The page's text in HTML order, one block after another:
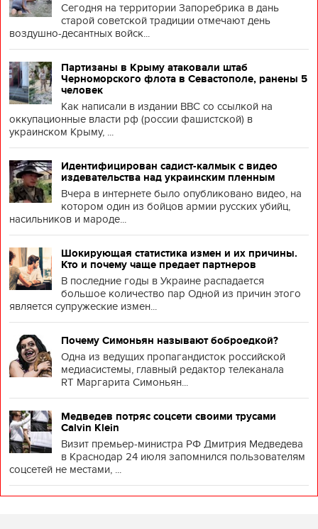
Сегодня на территории Запоребрика в дань
старой советской традиции отмечают день
воздушно-десантных войск...
Партизаны в Крыму атаковали штаб
Черноморского флота в Севастополе, ранены 5
человек
Как написали в издании BBC со ссылкой на
оккупационные власти рф (россии фашистской) в
украинском Крыму, ...
Идентифицирован садист-калмык с видео
издевательства над украинским пленным
Вчера в интернете было опубликовано видео, на
котором один из бойцов армии русских убийц,
насильников и мароде...
Шокирующая статистика измен и их причины.
Кто и почему чаще предает партнеров
В последние годы в Украине распадается
большое количество пар Одной из причин этого
является супружеские измен...
Почему Симоньян называют боброедкой?
Одна из ведущих пропагандисток российской
медиасистемы, главный редактор телеканала
RT Маргарита Симоньян...
Медведев потряс соцсети своими трусами
Calvin Klein
Визит премьер-министра РФ Дмитрия Медведева
в Краснодар 24 июля запомнился пользователям
соцсетей не местами, ...